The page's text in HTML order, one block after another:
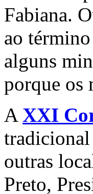
Fabiana.
ao
alguns
porque os
A XXI
tradicional
outras
Preto,